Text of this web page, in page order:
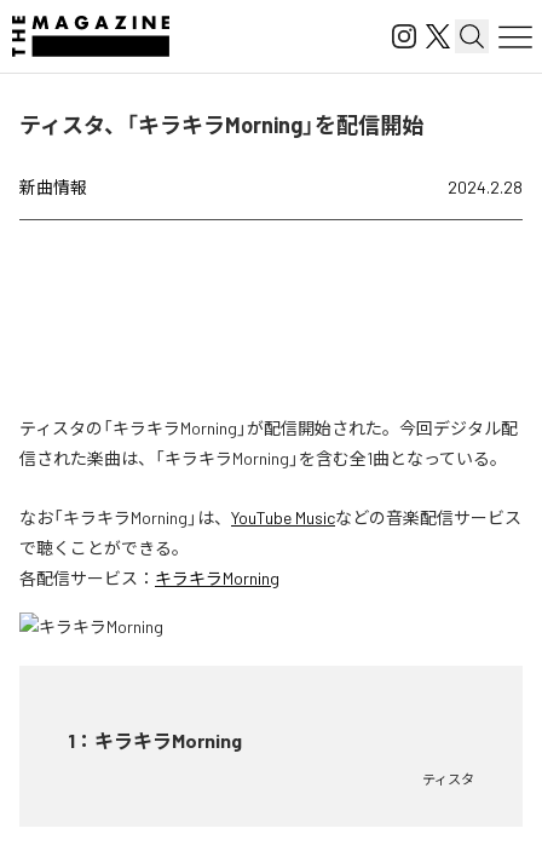
ティスタ、「キラキラMorning」を配信開始
新曲情報 2024.2.28
ティスタの「キラキラMorning」が配信開始された。今回デジタル配
信された楽曲は、「キラキラMorning」を含む全1曲となっている。
なお「キラキラMorning 」は、 YouTube Musicなどの音楽配信サービス
で聴くことができる。
各配信サービス： キラキラMorning
1 ： キラキラMorning
ティスタ